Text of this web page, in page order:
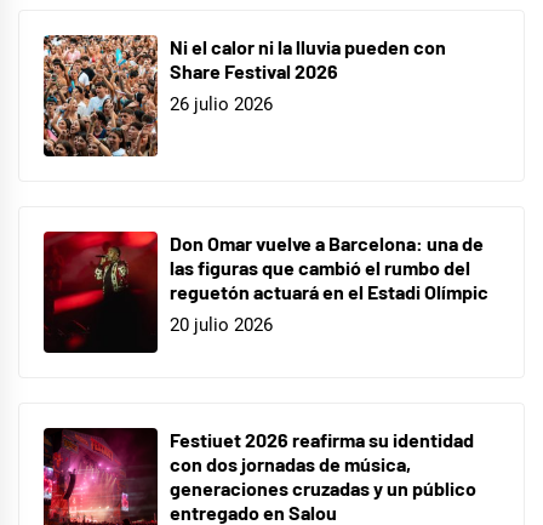
Ni el calor ni la lluvia pueden con
Share Festival 2026
26 julio 2026
Don Omar vuelve a Barcelona: una de
las figuras que cambió el rumbo del
reguetón actuará en el Estadi Olímpic
20 julio 2026
Festiuet 2026 reafirma su identidad
con dos jornadas de música,
generaciones cruzadas y un público
entregado en Salou